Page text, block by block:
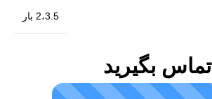
2،3.5 بار
تماس بگیرید